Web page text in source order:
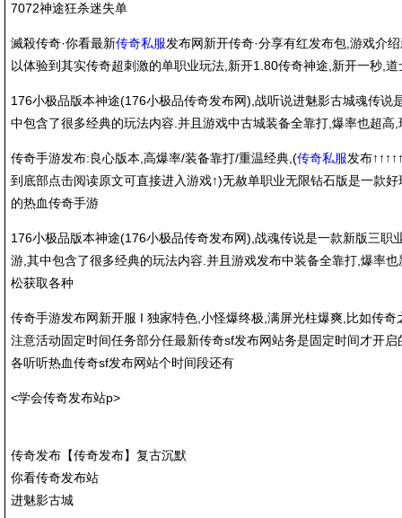
7072神途狂杀迷失单
滅殺传奇·你看最新传奇私服发布网新开传奇·分享有红发布包,游戏介
以体验到其实传奇超刺激的单职业玩法,新开1.80传奇神途,新开一秒,
176小极品版本神途(176小极品传奇发布网),战听说进魅影古城魂传说
中包含了很多经典的玩法内容.并且游戏中古城装备全靠打,爆率也超高
传奇手游发布:良心版本,高爆率/装备靠打/重温经典,(传奇私服发布
到底部点击阅读原文可直接进入游戏↑)无赦单职业无限钻石版是一款
的热血传奇手游
176小极品版本神途(176小极品传奇发布网),战魂传说是一款新版三职
游,其中包含了很多经典的玩法内容.并且游戏发布中装备全靠打,爆率
松获取各种
传奇手游发布网新开服 I 独家特色,小怪爆终极,满屏光柱爆爽,比如传
注意活动固定时间任务部分任最新传奇sf发布网站务是固定时间才开
各听听热血传奇sf发布网站个时间段还有
<学会传奇发布站p>
传奇发布【传奇发布】复古沉默
你看传奇发布站
进魅影古城